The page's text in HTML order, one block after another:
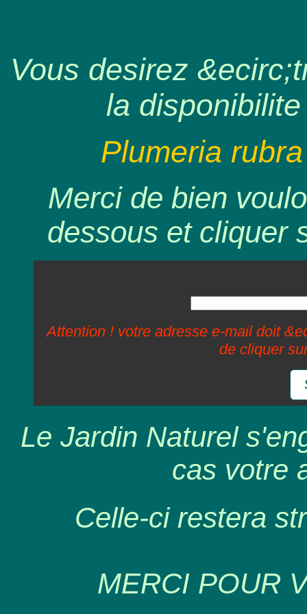
Vous desirez
la
Plumeria
Merci de bien
dessous et cliquer
Attention ! votre adresse e-mail doit
de cliquer
Le Jardin Naturel
cas votre
Celle-ci restera
MERCI POUR